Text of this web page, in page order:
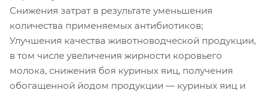
Снижения затрат в результате уменьшения
количества применяемых антибиотиков;
Улучшения качества животноводческой продукции,
в том числе увеличения жирности коровьего
молока, снижения боя куриных яиц, получения
обогащенной йодом продукции — куриных яиц и